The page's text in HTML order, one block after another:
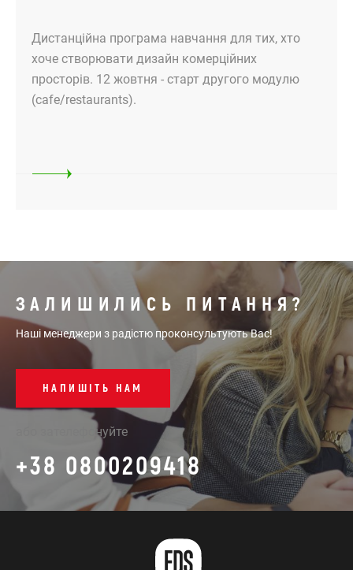
Дистанційна програма навчання для тих, хто
хоче створювати дизайн комерційних
просторів. 12 жовтня - старт другого модулю
(cafe/restaurants).
ЗАЛИШИЛИСЬ ПИТАННЯ?
Наші менеджери з радістю проконсультують Вас!
НАПИШІТЬ НАМ
або зателефонуйте
+38 0800209418